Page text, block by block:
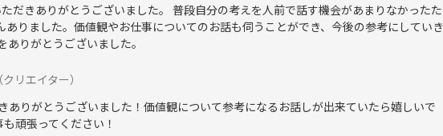
だきありがとうございました。 普段自分の考えを人前で話す機会があまりなかったた
ありました。価値観やお仕事についてのお話も伺うことができ、今後の参考にしていき
りがとうございました。
（クリエイター）
ありがとうございました！価値観について参考になるお話しが出来ていたら嬉しいで
頑張ってください！